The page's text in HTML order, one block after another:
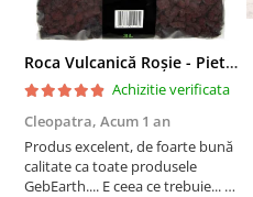
Roca Vulcanică Roșie - Pietriș pentru Drenaj, Aerare si Decorativ
Achizitie verificata
Cleopatra, Acum 1 an
Produs excelent, de foarte bună
calitate ca toate produsele
GebEarth.... E ceea ce trebuie... În